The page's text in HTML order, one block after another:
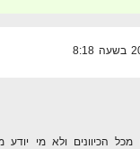
הכיוונים ולא מי